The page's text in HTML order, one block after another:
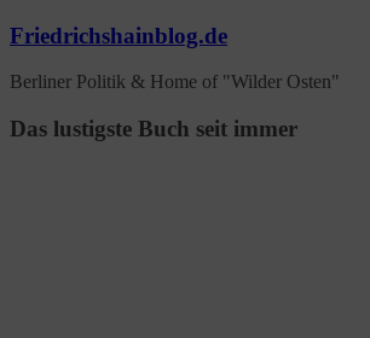
Zum
springen
Friedrichshainblog.de
Berliner Politik & Home of "Wilder Osten"
Das lustigste Buch seit immer